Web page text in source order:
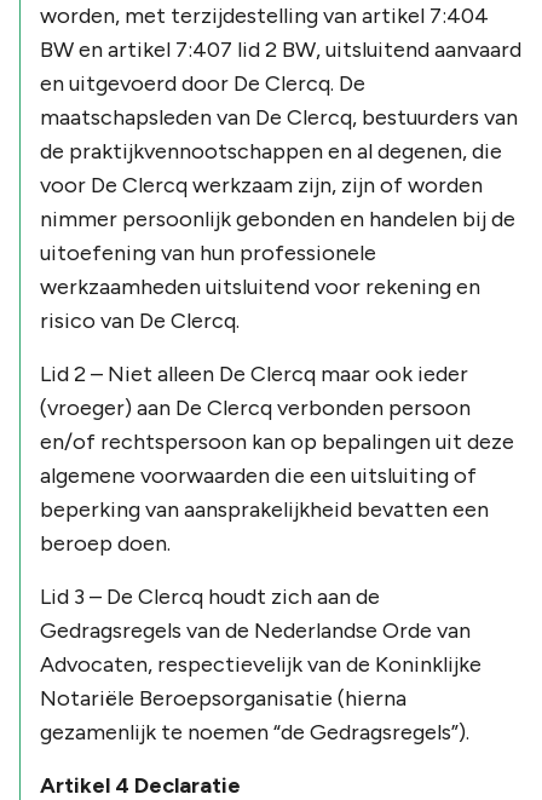
worden, met terzijdestelling van artikel 7:404
BW en artikel 7:407 lid 2 BW, uitsluitend aanvaard
en uitgevoerd door De Clercq. De
maatschapsleden van De Clercq, bestuurders van
de praktijkvennootschappen en al degenen, die
voor De Clercq werkzaam zijn, zijn of worden
nimmer persoonlijk gebonden en handelen bij de
uitoefening van hun professionele
werkzaamheden uitsluitend voor rekening en
risico van De Clercq.
Lid 2 – Niet alleen De Clercq maar ook ieder
(vroeger) aan De Clercq verbonden persoon
en/of rechtspersoon kan op bepalingen uit deze
algemene voorwaarden die een uitsluiting of
beperking van aansprakelijkheid bevatten een
beroep doen.
Lid 3 – De Clercq houdt zich aan de
Gedragsregels van de Nederlandse Orde van
Advocaten, respectievelijk van de Koninklijke
Notariële Beroepsorganisatie (hierna
gezamenlijk te noemen “de Gedragsregels”).
Artikel 4 Declaratie